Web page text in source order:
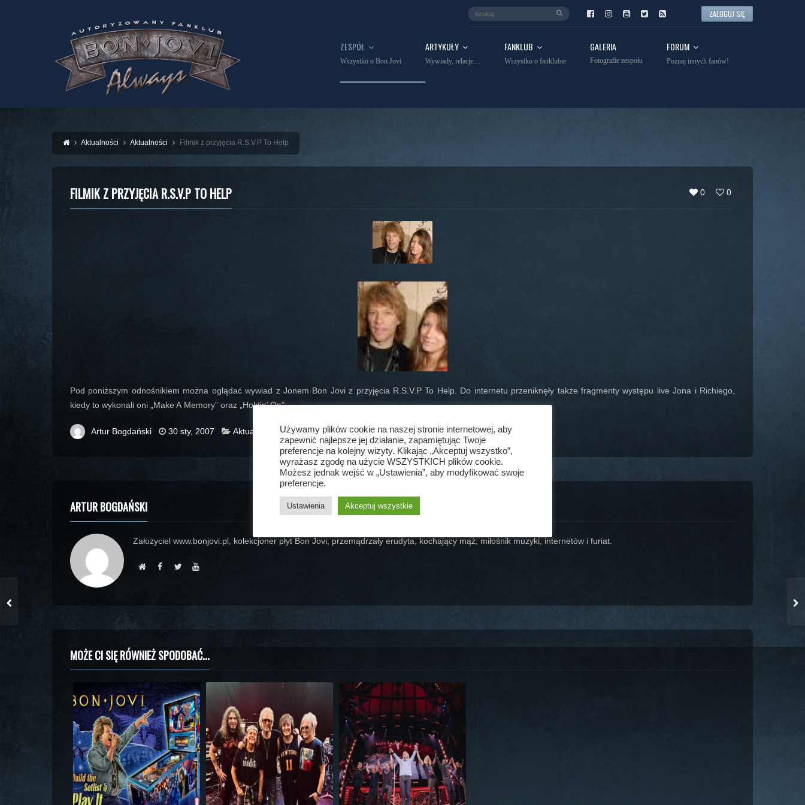
ZALOGUJ SIĘ
ZESPÓŁ
Wszystko o Bon Jovi
ARTYKUŁY
Wywiady, relacje…
FANKLUB
Wszystko o fanklubie
GALERIA
Fotografie zespołu
FORUM
Poznaj innych fanów!
Aktualności Aktualności Filmik z przyjęcia R.S.V.P To Help
0 0
FILMIK Z PRZYJĘCIA R.S.V.P TO HELP
Pod poniższym odnośnikiem można oglądać wywiad z Jonem Bon Jovi z przyjęcia R.S.V.P To Help. Do internetu przeniknęły także fragmenty występu live Jona i Richiego,
kiedy to wykonali oni „Make A Memory” oraz „Holdin’ On”.
Artur Bogdański 30 sty, 2007 Aktualności
ARTUR BOGDAŃSKI
Założyciel www.bonjovi.pl, kolekcjoner płyt Bon Jovi, przemądrzały erudyta, kochający mąż, miłośnik muzyki, internetów i furiat.
MOŻE CI SIĘ RÓWNIEŻ SPODOBAĆ...
Używamy plików cookie na naszej stronie internetowej, aby
zapewnić najlepsze jej działanie, zapamiętując Twoje
preferencje na kolejny wizyty. Klikając „Akceptuj wszystko”,
wyrażasz zgodę na użycie WSZYSTKICH plików cookie.
Możesz jednak wejść w „Ustawienia”, aby modyfikować swoje
preferencje.
Ustawienia Akceptuj wszystkie